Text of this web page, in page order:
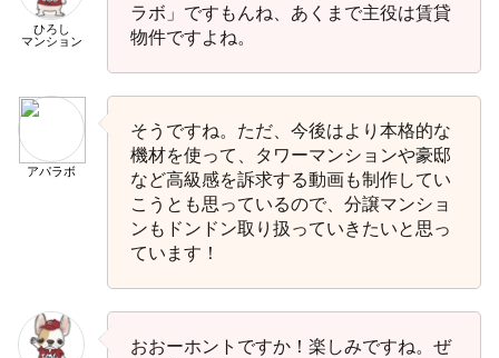
ひろし
マンション
ラボ」ですもんね、あくまで主役は賃貸
物件ですよね。
アパラボ
そうですね。ただ、今後はより本格的な
機材を使って、タワーマンションや豪邸
など高級感を訴求する動画も制作してい
こうとも思っているので、分譲マンショ
ンもドンドン取り扱っていきたいと思っ
ています！
おおーホントですか！楽しみですね。ぜ